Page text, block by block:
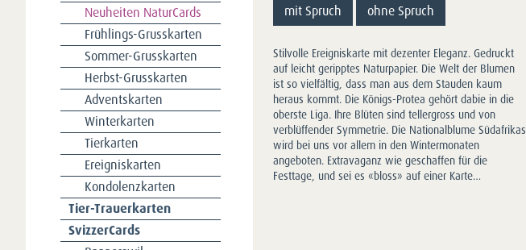
mit Spruch ohne Spruch
Stilvolle Ereigniskarte mit dezenter Eleganz. Gedruckt
auf leicht geripptes Naturpapier. Die Welt der Blumen
ist so vielfältig, dass man aus dem Stauden kaum
heraus kommt. Die Königs-Protea gehört dabie in die
oberste Liga. Ihre Blüten sind tellergross und von
verblüffender Symmetrie. Die Nationalblume Südafrikas
wird bei uns vor allem in den Wintermonaten
angeboten. Extravaganz wie geschaffen für die
Festtage, und sei es «bloss» auf einer Karte…
Neuheiten NaturCards
Frühlings-Grusskarten
Sommer-Grusskarten
Herbst-Grusskarten
Adventskarten
Winterkarten
Tierkarten
Ereigniskarten
Kondolenzkarten
Tier-Trauerkarten
SvizzerCards